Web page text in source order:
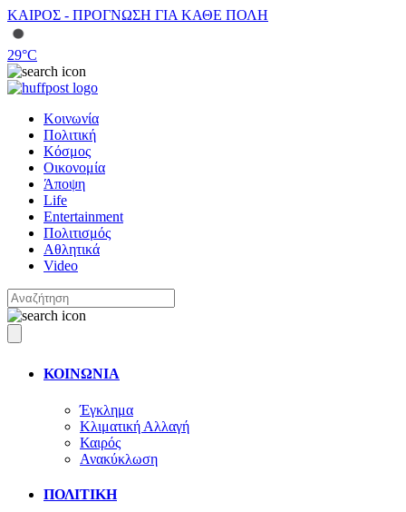
ΚΑΙΡΟΣ - ΠΡΟΓΝΩΣΗ ΓΙΑ ΚΑΘΕ ΠΟΛΗ
29°C
Κοινωνία
Πολιτική
Κόσμος
Οικονομία
Άποψη
Life
Entertainment
Πολιτισμός
Αθλητικά
Video
ΚΟΙΝΩΝΙΑ
Έγκλημα
Κλιματική Αλλαγή
Καιρός
Ανακύκλωση
ΠΟΛΙΤΙΚΗ